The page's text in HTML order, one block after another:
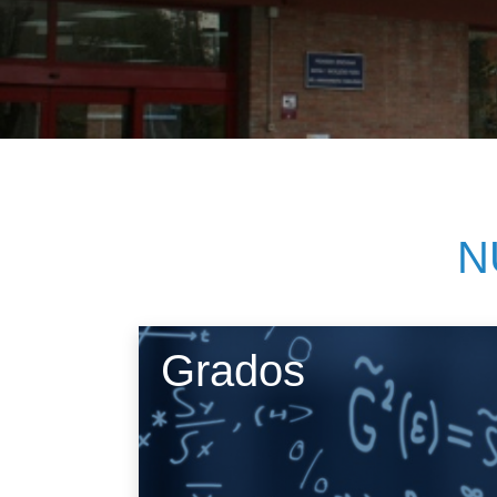
Directorio por plantas
Tu Facultad
Trabajos fin de
Grados